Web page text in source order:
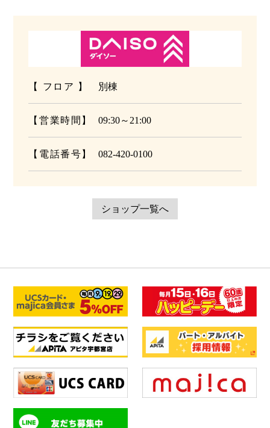
【 フロア 】 別棟
【営業時間】 09:30～21:00
【電話番号】 082-420-0100
ショップ一覧へ